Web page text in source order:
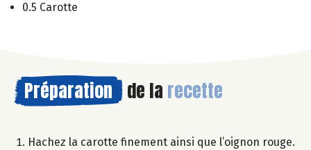
0.5 Carotte
Préparation de la recette
Hachez la carotte finement ainsi que l’oignon rouge.